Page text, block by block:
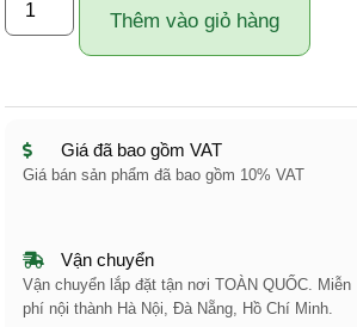
Thêm vào giỏ hàng
Giá đã bao gồm VAT
Giá bán sản phẩm đã bao gồm 10% VAT
Vận chuyển
Vận chuyển lắp đặt tận nơi TOÀN QUỐC. Miễn
phí nội thành Hà Nội, Đà Nẵng, Hồ Chí Minh.